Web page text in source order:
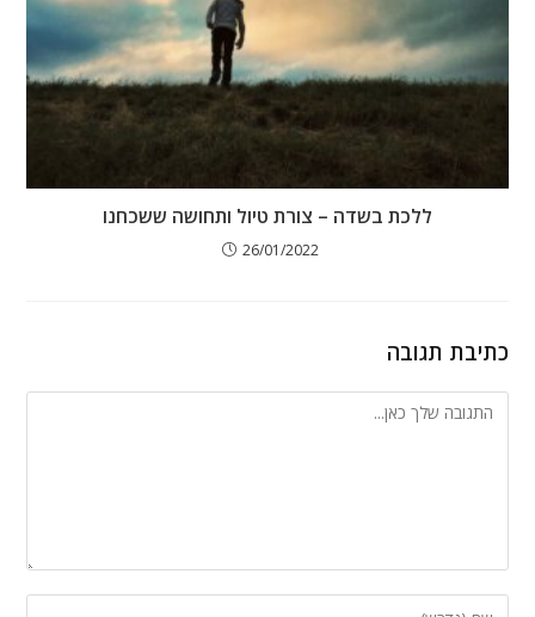
ללכת בשדה – צורת טיול ותחושה ששכחנו
26/01/2022
כתיבת תגובה
להגיב